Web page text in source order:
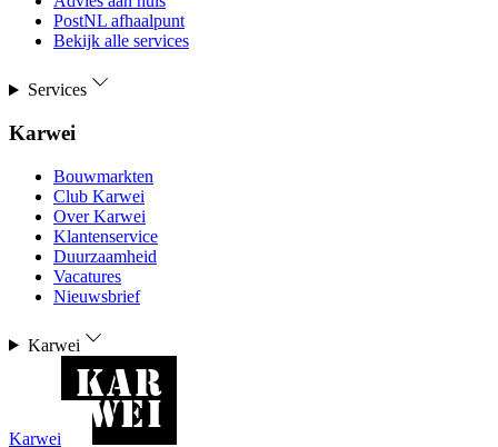
PostNL afhaalpunt
Bekijk alle services
Services
Karwei
Bouwmarkten
Club Karwei
Over Karwei
Klantenservice
Duurzaamheid
Vacatures
Nieuwsbrief
Karwei
Karwei